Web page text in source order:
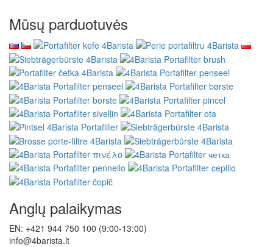
Mūsų parduotuvės
Anglų palaikymas
EN: +421 944 750 100 (9:00-13:00)
info@4barista.lt